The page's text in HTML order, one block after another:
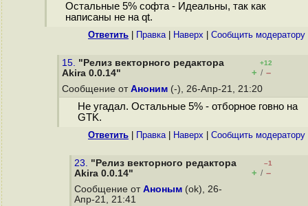
Остальные 5% софта - Идеальны, так как
написаны не на qt.
Ответить Правка| Наверх Cообщить модератору
15. "Релиз векторного редактора
Akira 0.0.14"
+12
+ / –
Сообщение от Аноним (-), 26-Апр-21, 21:20
Не угадал. Остальные 5% - отборное гoвно на
GTK.
Ответить Правка| Наверх Cообщить модератору
23. "Релиз векторного редактора
Akira 0.0.14"
–1
+ / –
Сообщение от Аноным (ok), 26-
Апр-21, 21:41